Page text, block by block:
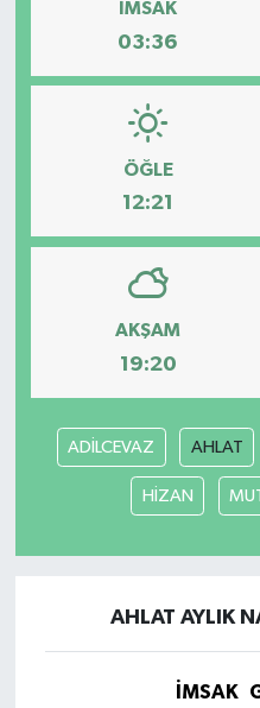
İMSAK
03:36
ÖĞLE
12:21
AKŞAM
19:20
ADİLCEVAZ AHLAT
HİZAN
AHLAT AYLIK
İMSAK